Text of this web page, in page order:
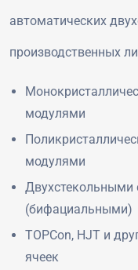
автоматических
производственных
модулями
модулями
(бифациальными)
TOPCon, HJT и
ячеек